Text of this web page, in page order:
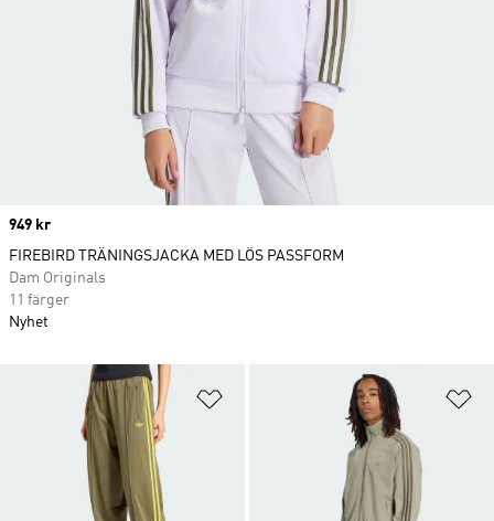
Lägg till på önskelistan
Price
949 kr
FIREBIRD TRÄNINGSJACKA MED LÖS PASSFORM
Dam Originals
11 färger
Nyhet